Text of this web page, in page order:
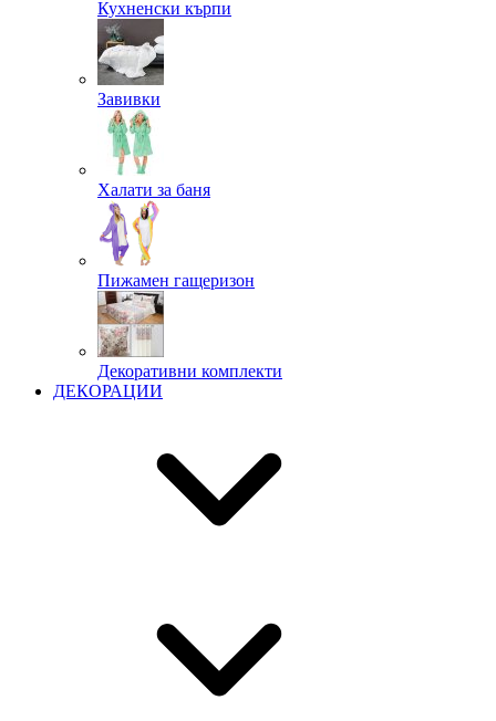
Кухненски кърпи
Завивки
Халати за баня
Пижамен гащеризон
Декоративни комплекти
ДЕКОРАЦИИ